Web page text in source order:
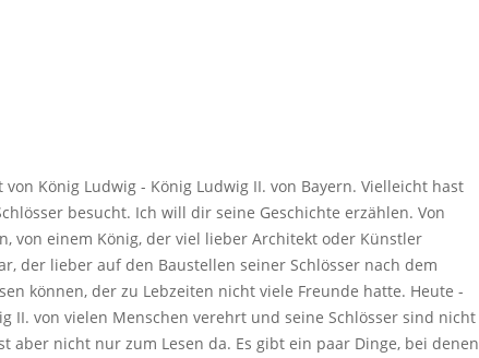
König Ludwig - König Ludwig II. von Bayern. Vielleicht hast
besucht. Ich will dir seine Geschichte erzählen. Von
von einem König, der viel lieber Architekt oder Künstler
der lieber auf den Baustellen seiner Schlösser nach dem
können, der zu Lebzeiten nicht viele Freunde hatte. Heute -
II. von vielen Menschen verehrt und seine Schlösser sind nicht
aber nicht nur zum Lesen da. Es gibt ein paar Dinge, bei denen